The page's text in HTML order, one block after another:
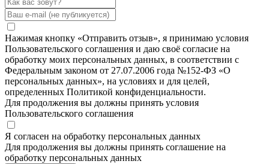
Нажимая кнопку «Отправить отзыв», я принимаю условия
Пользовательского соглашения и даю своё согласие на
обработку моих персональных данных, в соответствии с
Федеральным законом от 27.07.2006 года №152-ФЗ «О
персональных данных», на условиях и для целей,
определенных Политикой конфиденциальности.
Для продолжения вы должны принять условия
Пользовательского соглашения
Я согласен на обработку персональных данных
Для продолжения вы должны принять соглашение на
обработку персональных данных